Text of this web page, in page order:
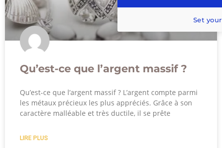
Qu’est-ce que l’argent massif ?
Qu’est-ce que l’argent massif ? L’argent compte parmi
les métaux précieux les plus appréciés. Grâce à son
caractère malléable et très ductile, il se prête
LIRE PLUS
Set